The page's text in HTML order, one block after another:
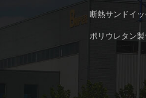
断熱サンドイ
ポリウレタン